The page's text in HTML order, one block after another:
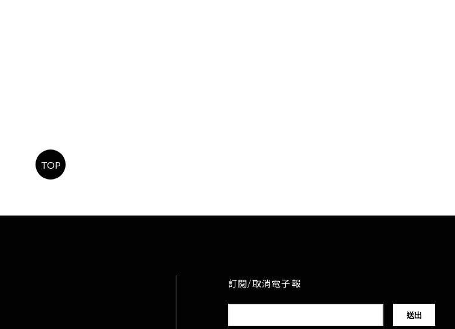
TOP
訂閱/取消電子報